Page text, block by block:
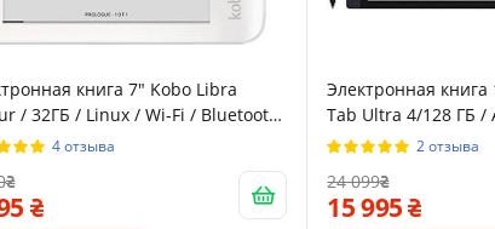
книга 7" Kobo Libra
/ 32ГБ / Linux / Wi-Fi / Bluetooth
сенсорный E-Ink экран
/ Настраиваемая яркость /
IPX8 / До 5
работы от батареи / Білий
4 отзыва
Электронная книга
Tab Ultra 4/128 ГБ /
Bluetooth /
экран (1404 ×
яркость /
2 отзыва
24 099
15 995